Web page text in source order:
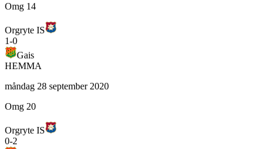
Omg 14
Orgryte IS
1-0
Gais
HEMMA
måndag 28 september 2020
Omg 20
Orgryte IS
0-2